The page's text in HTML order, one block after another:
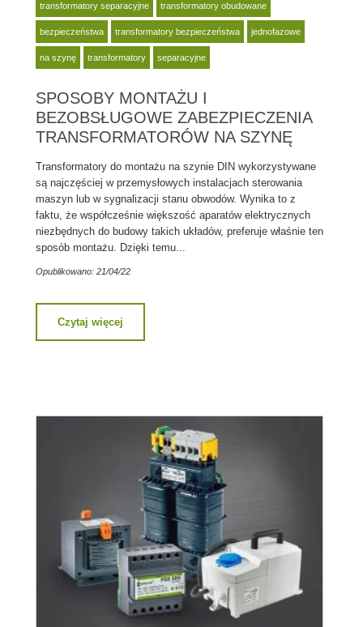
transformatory separacyjne transformatory obudowane
bezpieczeństwa transformatory bezpieczeństwa jednofazowe
na szynę transformatory separacyjne
SPOSOBY MONTAŻU I
BEZOBSŁUGOWE ZABEZPIECZENIA
TRANSFORMATORÓW NA SZYNĘ
Transformatory do montażu na szynie DIN wykorzystywane
są najczęściej w przemysłowych instalacjach sterowania
maszyn lub w sygnalizacji stanu obwodów. Wynika to z
faktu, że współcześnie większość aparatów elektrycznych
niezbędnych do budowy takich układów, preferuje właśnie ten
sposób montażu. Dzięki temu...
Opublikowano: 21/04/22
Czytaj więcej